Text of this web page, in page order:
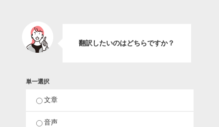
翻訳したいのはどちらですか？
単一選択
文章
音声